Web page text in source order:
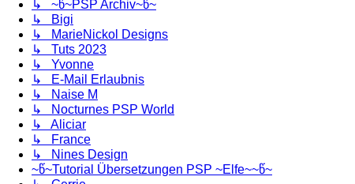
↳ ~წ~PSP Archiv~წ~
↳ Bigi
↳ MarieNickol Designs
↳ Tuts 2023
↳ Yvonne
↳ E-Mail Erlaubnis
↳ Naise M
↳ Nocturnes PSP World
↳ Aliciar
↳ France
↳ Nines Design
~წ~Tutorial Übersetzungen PSP ~Elfe~~წ~